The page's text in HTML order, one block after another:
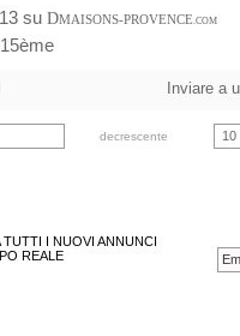
su DMAISONS-PROVENCE.COM
Inviare a
decrescente 10
TUTTI I NUOVI ANNUNCI
REALE